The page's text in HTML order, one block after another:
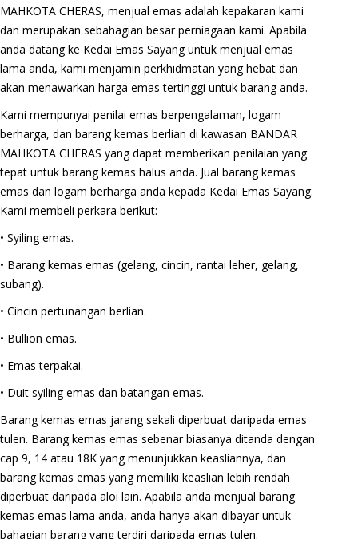
MAHKOTA CHERAS, menjual emas adalah kepakaran kami
dan merupakan sebahagian besar perniagaan kami. Apabila
anda datang ke Kedai Emas Sayang untuk menjual emas
lama anda, kami menjamin perkhidmatan yang hebat dan
akan menawarkan harga emas tertinggi untuk barang anda.
Kami mempunyai penilai emas berpengalaman, logam
berharga, dan barang kemas berlian di kawasan BANDAR
MAHKOTA CHERAS yang dapat memberikan penilaian yang
tepat untuk barang kemas halus anda. Jual barang kemas
emas dan logam berharga anda kepada Kedai Emas Sayang.
Kami membeli perkara berikut:
• Syiling emas.
• Barang kemas emas (gelang, cincin, rantai leher, gelang,
subang).
• Cincin pertunangan berlian.
• Bullion emas.
• Emas terpakai.
• Duit syiling emas dan batangan emas.
Barang kemas emas jarang sekali diperbuat daripada emas
tulen. Barang kemas emas sebenar biasanya ditanda dengan
cap 9, 14 atau 18K yang menunjukkan keasliannya, dan
barang kemas emas yang memiliki keaslian lebih rendah
diperbuat daripada aloi lain. Apabila anda menjual barang
kemas emas lama anda, anda hanya akan dibayar untuk
bahagian barang yang terdiri daripada emas tulen.